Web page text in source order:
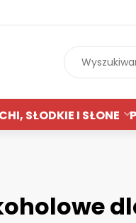
SŁODKIE I SŁONE